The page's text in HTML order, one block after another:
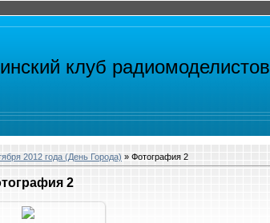
клуб радиомоделистов
2012 года (День Города) » Фотография 2
2